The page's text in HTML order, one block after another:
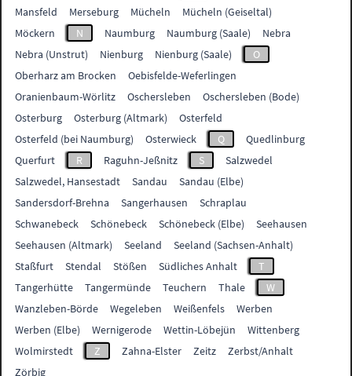
Mansfeld
Merseburg Mücheln
Mücheln (Geiseltal)
Möckern
N Naumburg Naumburg (Saale)
Nebra
Nebra (Unstrut)
Nienburg Nienburg (Saale)
O
Oberharz am Brocken
Oebisfelde-Weferlingen
Oranienbaum-Wörlitz
Oschersleben
Oschersleben (Bode)
Osterburg
Osterburg (Altmark)
Osterfeld
Osterfeld (bei Naumburg)
Osterwieck Q
Quedlinburg
Querfurt
R Raguhn-Jeßnitz S
Salzwedel
Salzwedel, Hansestadt
Sandau
Sandau (Elbe)
Sandersdorf-Brehna
Sangerhausen
Schraplau
Schwanebeck
Schönebeck Schönebeck (Elbe)
Seehausen
Seehausen (Altmark)
Seeland
Seeland (Sachsen-Anhalt)
Staßfurt
Stendal Stößen Südliches Anhalt
T
Tangerhütte
Tangermünde Teuchern Thale
W
Wanzleben-Börde
Wegeleben Weißenfels
Werben
Werben (Elbe)
Wernigerode Wettin-Löbejün
Wittenberg
Wolmirstedt
Z Zahna-Elster Zeitz
Zerbst/Anhalt
Zörbig